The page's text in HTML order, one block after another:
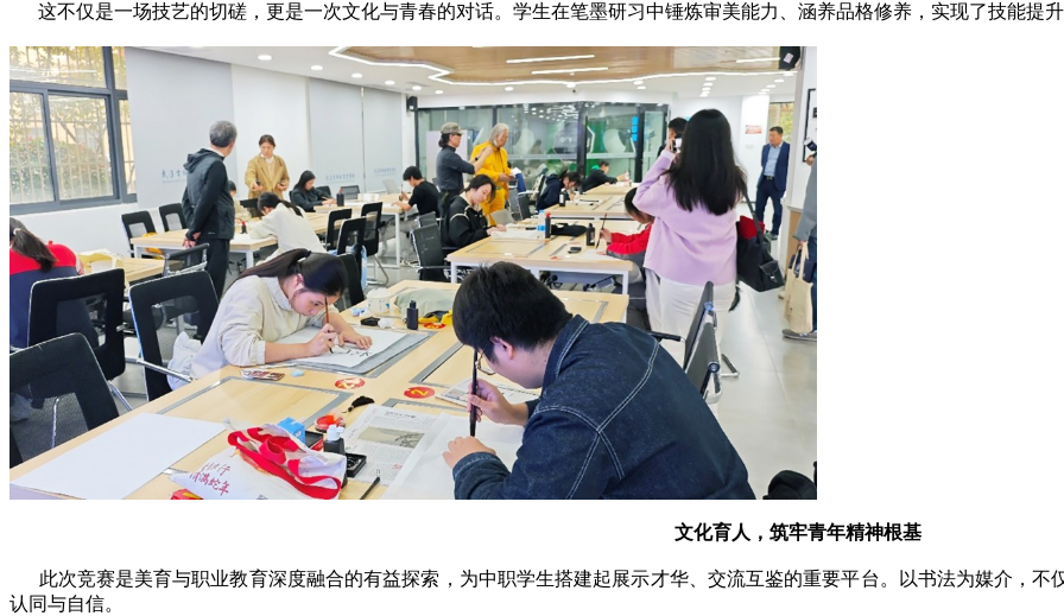
这不仅是一场技艺的切磋，更是一次文化与青春的对话。学生在笔墨研习中锤炼审美能力、涵养品格修养，实现了技能提升
文化育人，筑牢青年精神根基
此次竞赛是美育与职业教育深度融合的有益探索，为中职学生搭建起展示才华、交流互鉴的重要平台。以书法为媒介，不
认同与自信。